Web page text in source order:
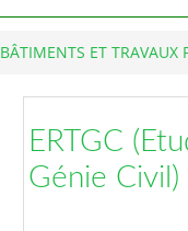
BÂTIMENTS ET TRAVAUX
ERTGC
Génie Civil)